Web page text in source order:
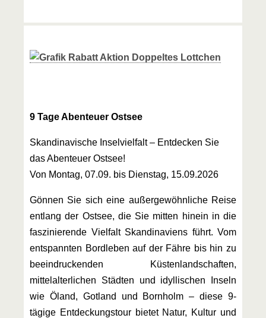
9 Tage Abenteuer Ostsee
Skandinavische Inselvielfalt – Entdecken Sie
das Abenteuer Ostsee!
Von Montag, 07.09. bis Dienstag, 15.09.2026
Gönnen Sie sich eine außergewöhnliche Reise
entlang der Ostsee, die Sie mitten hinein in die
faszinierende Vielfalt Skandinaviens führt. Vom
entspannten Bordleben auf der Fähre bis hin zu
beeindruckenden Küstenlandschaften,
mittelalterlichen Städten und idyllischen Inseln
wie Öland, Gotland und Bornholm – diese 9-
tägige Entdeckungstour bietet Natur, Kultur und